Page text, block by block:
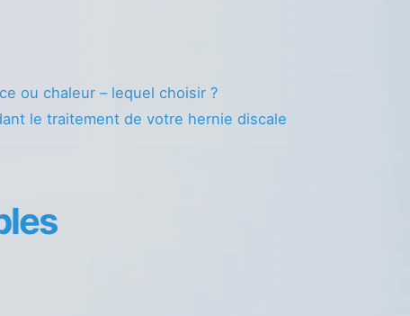
ou chaleur – lequel choisir ?
le traitement de votre hernie discale